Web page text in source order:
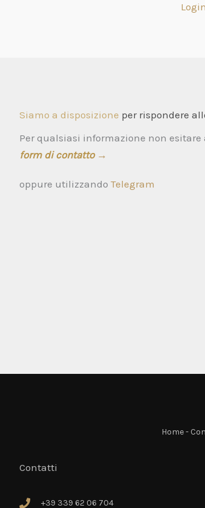
Login
Siamo a disposizione per rispondere
Per qualsiasi informazione non esitare
form di contatto→
oppure utilizzando Telegram
Home-
Contatti
+39 339 62 06 704